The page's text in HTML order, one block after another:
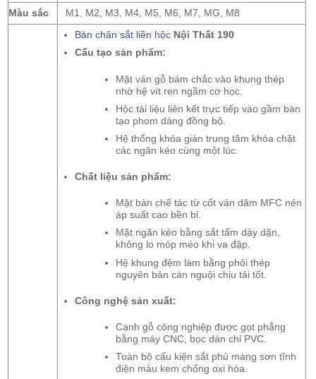
Màu sắc M1, M2, M3, M4, M5, M6, M7, MG, M8
Bàn chân sắt liền hộc Nội Thất 190
Cấu tạo sản phẩm:
Mặt ván gỗ bám chắc vào khung thép
nhờ hệ vít ren ngầm cơ học.
Hộc tài liệu liên kết trực tiếp vào gầm bàn
tạo phom dáng đồng bộ.
Hệ thống khóa giàn trung tâm khóa chặt
các ngăn kéo cùng một lúc.
Chất liệu sản phẩm:
Mặt bàn chế tác từ cốt ván dăm MFC nén
áp suất cao bền bỉ.
Mặt ngăn kéo bằng sắt tấm dày dặn,
không lo móp méo khi va đập.
Hệ khung đệm làm bằng phôi thép
nguyên bản cán nguội chịu tải tốt.
Công nghệ sản xuất:
Cạnh gỗ công nghiệp được gọt phẳng
bằng máy CNC, bọc dán chỉ PVC.
Toàn bộ cấu kiện sắt phủ màng sơn tĩnh
điện màu kem chống oxi hóa.